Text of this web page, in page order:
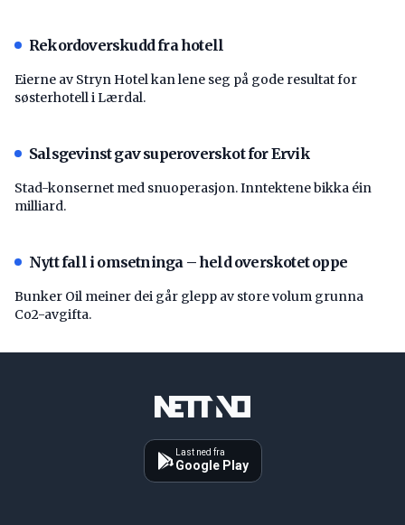
Rekordoverskudd fra hotell
Eierne av Stryn Hotel kan lene seg på gode resultat for
søsterhotell i Lærdal.
Salsgevinst gav superoverskot for Ervik
Stad-konsernet med snuoperasjon. Inntektene bikka éin
milliard.
Nytt fall i omsetninga – held overskotet oppe
Bunker Oil meiner dei går glepp av store volum grunna
Co2-avgifta.
Last ned fra
Google Play